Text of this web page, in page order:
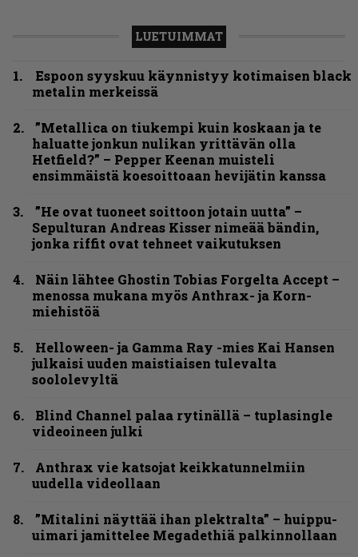
LUETUIMMAT
Espoon syyskuu käynnistyy kotimaisen black
metalin merkeissä
”Metallica on tiukempi kuin koskaan ja te
haluatte jonkun nulikan yrittävän olla
Hetfield?” – Pepper Keenan muisteli
ensimmäistä koesoittoaan hevijätin kanssa
”He ovat tuoneet soittoon jotain uutta” –
Sepulturan Andreas Kisser nimeää bändin,
jonka riffit ovat tehneet vaikutuksen
Näin lähtee Ghostin Tobias Forgelta Accept –
menossa mukana myös Anthrax- ja Korn-
miehistöä
Helloween- ja Gamma Ray -mies Kai Hansen
julkaisi uuden maistiaisen tulevalta
soololevyltä
Blind Channel palaa rytinällä – tuplasingle
videoineen julki
Anthrax vie katsojat keikkatunnelmiin
uudella videollaan
”Mitalini näyttää ihan plektralta” – huippu-
uimari jamittelee Megadethiä palkinnollaan